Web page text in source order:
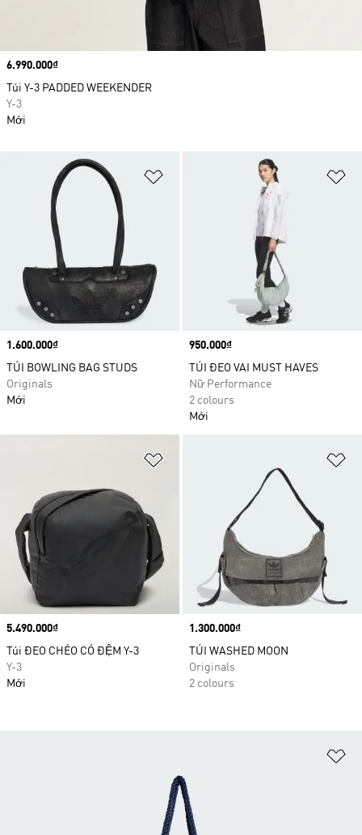
Price
1.600.000₫
TÚI BOWLING BAG STUDS
Originals
Mới
Price
950.000₫
TÚI ĐEO VAI MUST HAVES
Nữ Performance
2 colours
Mới
Price
5.490.000₫
Túi ĐEO CHÉO CÓ ĐỆM Y-3
Y-3
Mới
Price
1.300.000₫
TÚI WASHED MOON
Originals
2 colours
Price
6.990.000₫
Túi Y-3 PADDED WEEKENDER
Y-3
Mới